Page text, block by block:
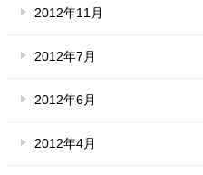
2012年11月
2012年7月
2012年6月
2012年4月